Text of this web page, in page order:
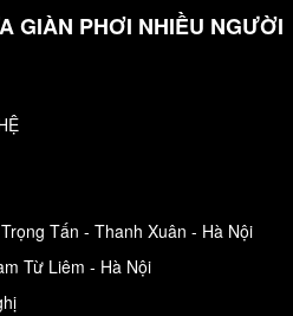
GIÀN PHƠI NHIỀU NGƯỜI
Tấn - Thanh Xuân - Hà Nội
Từ Liêm - Hà Nội